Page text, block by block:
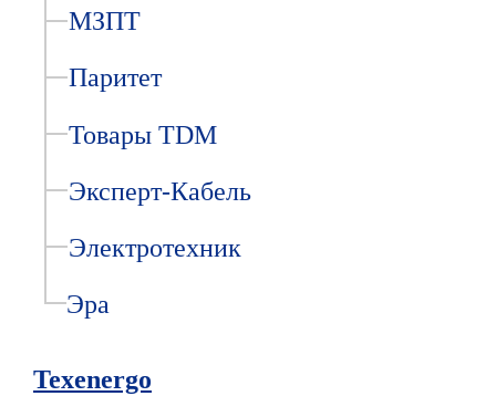
МЗПТ
Паритет
Товары TDM
Эксперт-Кабель
Электротехник
Эра
Texenergo